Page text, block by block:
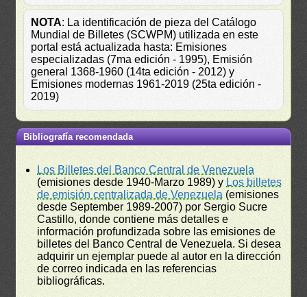
NOTA: La identificación de pieza del Catálogo
Mundial de Billetes (SCWPM) utilizada en este
portal está actualizada hasta: Emisiones
especializadas (7ma edición - 1995), Emisión
general 1368-1960 (14ta edición - 2012) y
Emisiones modernas 1961-2019 (25ta edición -
2019)
Bibliografía recomendada
Los Billetes del Banco Central de Venezuela
(emisiones desde 1940-Marzo 1989) y Los billetes
de emisión centralizada de Venezuela (emisiones
desde September 1989-2007) por Sergio Sucre
Castillo, donde contiene más detalles e
información profundizada sobre las emisiones de
billetes del Banco Central de Venezuela. Si desea
adquirir un ejemplar puede al autor en la dirección
de correo indicada en las referencias
bibliográficas.